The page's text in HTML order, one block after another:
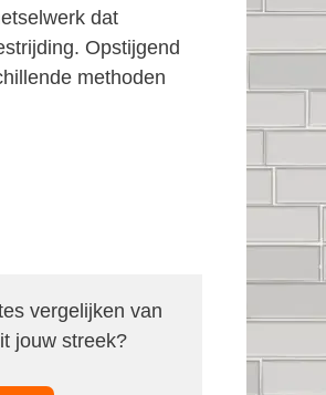
dat
Opstijgend
methoden
vergelijken van
jouw streek?